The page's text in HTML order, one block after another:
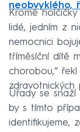
neobvyklého,
Kromě
lidé, jedním z
nemocnici
tříměsíční dítě
chorobou,“ řekl
zdravotnických
Úřady se
by s tímto
identifikujeme,